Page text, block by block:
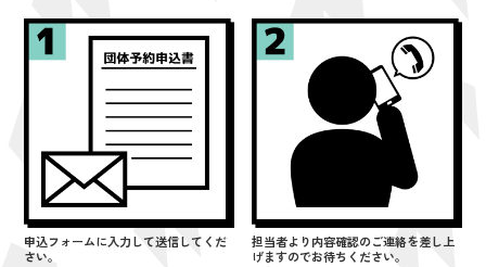
申込フォームに入力して送信してくだ
さい。
担当者より内容確認のご連絡を差し上
げますのでお待ちください。